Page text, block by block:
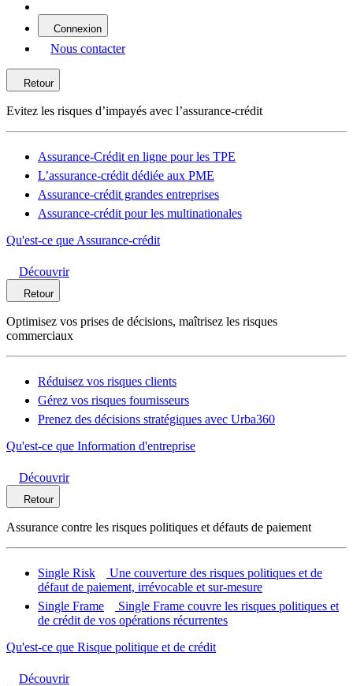
Connexion
Nous contacter
Retour
Evitez les risques d’impayés avec l’assurance-crédit
Assurance-Crédit en ligne pour les TPE
L’assurance-crédit dédiée aux PME
Assurance-crédit grandes entreprises
Assurance-crédit pour les multinationales
Qu'est-ce que Assurance-crédit
Découvrir
Retour
Optimisez vos prises de décisions, maîtrisez les risques
commerciaux
Réduisez vos risques clients
Gérez vos risques fournisseurs
Prenez des décisions stratégiques avec Urba360
Qu'est-ce que Information d'entreprise
Découvrir
Retour
Assurance contre les risques politiques et défauts de paiement
Single Risk
Une couverture des risques politiques et de
défaut de paiement, irrévocable et sur-mesure
Single Frame
Single Frame couvre les risques politiques et
de crédit de vos opérations récurrentes
Qu'est-ce que Risque politique et de crédit
Découvrir